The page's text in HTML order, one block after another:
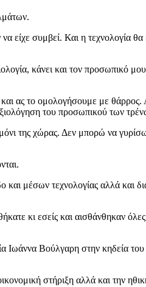
είχε συμβεί. Και η τεχνολογία θα
κάνει και τον προσωπικό
και ας το ομολογήσουμε με
του προσωπικού των
της χώρας. Δεν μπορώ να
μέσων τεχνολογίας αλλά και
κι εσείς και αισθάνθηκαν όλες
Βούλγαρη στην κηδεία του
στήριξη αλλά και την